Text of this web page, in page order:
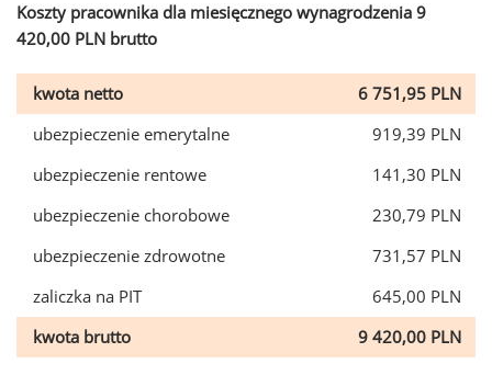
Koszty pracownika dla miesięcznego wynagrodzenia 9
420,00 PLN brutto
kwota netto
6 751,95 PLN
ubezpieczenie emerytalne
919,39 PLN
ubezpieczenie rentowe
141,30 PLN
ubezpieczenie chorobowe
230,79 PLN
ubezpieczenie zdrowotne
731,57 PLN
zaliczka na PIT
645,00 PLN
kwota brutto
9 420,00 PLN